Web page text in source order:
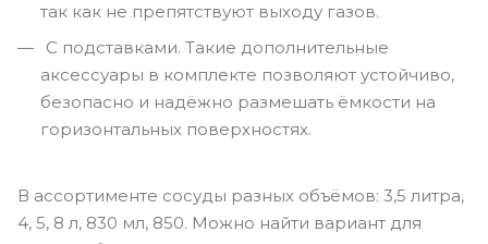
так как не препятствуют выходу газов.
С подставками. Такие дополнительные
аксессуары в комплекте позволяют устойчиво,
безопасно и надёжно размешать ёмкости на
горизонтальных поверхностях.
В ассортименте сосуды разных объёмов: 3,5 литра,
4, 5, 8 л, 830 мл, 850. Можно найти вариант для